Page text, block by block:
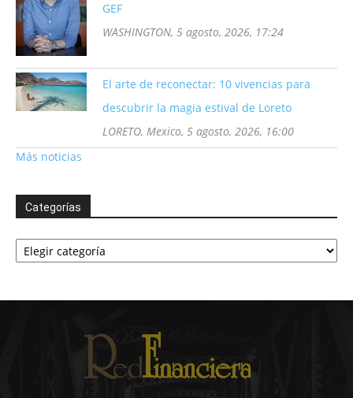
GEF
WASHINGTON, 5 agosto, 2026, 17:24
El arte de reconectar: 10 vivencias para
descubrir la magia estival de Loreto
LORETO, Mexico, 5 agosto, 2026, 16:00
Más noticias
Categorías
Categorías